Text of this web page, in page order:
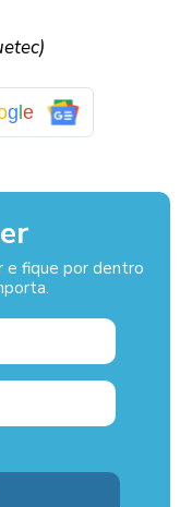
g e
e fique por dentro